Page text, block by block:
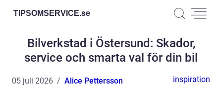
TIPSOMSERVICE.se
Bilverkstad i Östersund: Skador,
service och smarta val för din bil
05 juli 2026 Alice Pettersson inspiration